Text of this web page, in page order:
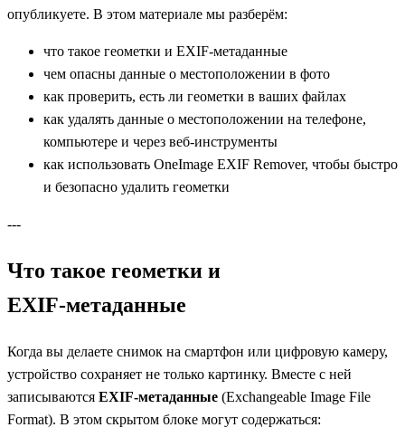
опубликуете. В этом материале мы разберём:
что такое геометки и EXIF‑метаданные
чем опасны данные о местоположении в фото
как проверить, есть ли геометки в ваших файлах
как удалять данные о местоположении на телефоне,
компьютере и через веб‑инструменты
как использовать OneImage EXIF Remover, чтобы быстро
и безопасно удалить геометки
---
Что такое геометки и
EXIF‑метаданные
Когда вы делаете снимок на смартфон или цифровую камеру,
устройство сохраняет не только картинку. Вместе с ней
записываются EXIF‑метаданные (Exchangeable Image File
Format). В этом скрытом блоке могут содержаться: